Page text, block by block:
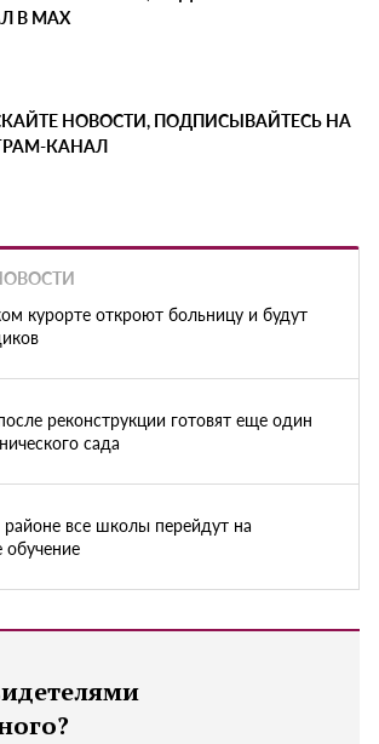
В MAX
НОВОСТИ, ПОДПИСЫВАЙТЕСЬ НА
КАНАЛ
курорте откроют больницу и будут
реконструкции готовят еще один
сада
все школы перейдут на